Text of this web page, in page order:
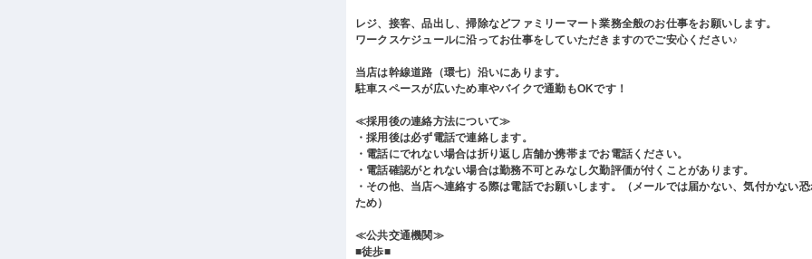
レジ、接客、品出し、掃除などファミリーマート業務全般のお仕事をお願いします。
ワークスケジュールに沿ってお仕事をしていただきますのでご安心ください♪
当店は幹線道路（環七）沿いにあります。
駐車スペースが広いため車やバイクで通勤もOKです！
≪採用後の連絡方法について≫
・採用後は必ず電話で連絡します。
・電話にでれない場合は折り返し店舗か携帯までお電話ください。
・電話確認がとれない場合は勤務不可とみなし欠勤評価が付くことがあります。
・その他、当店へ連絡する際は電話でお願いします。（メールでは届かない、気付かない
ため）
≪公共交通機関≫
■徒歩■